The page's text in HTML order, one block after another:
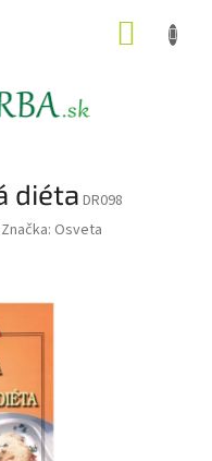
diéta DR098
Značka: Osveta